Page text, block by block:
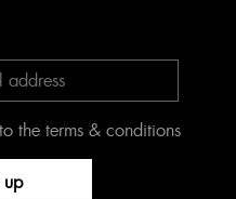
ως Μαρία Κάλλας ήταν
‘όλη τη διάρκεια της ζωής
μια εικονική φιγούρα. Μετά
και αγώνα, μπόρεσε να
ένταση τραγουδώντας
είτε δραματικό, κωμικό ή
the terms & conditions